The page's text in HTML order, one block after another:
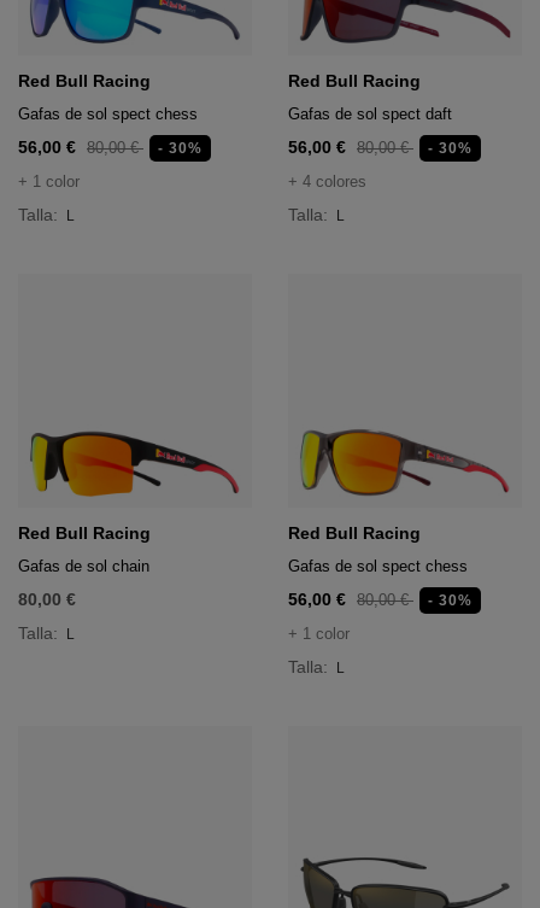
Red Bull Racing
Gafas de sol spect chess
56,00 € 80,00 € - 30%
+ 1 color
Talla: L
Red Bull Racing
Gafas de sol spect daft
56,00 € 80,00 € - 30%
+ 4 colores
Talla: L
Red Bull Racing
Gafas de sol chain
80,00 €
Talla:
L
Red Bull Racing
Gafas de sol spect chess
56,00 € 80,00 € - 30%
+ 1 color
Talla: L